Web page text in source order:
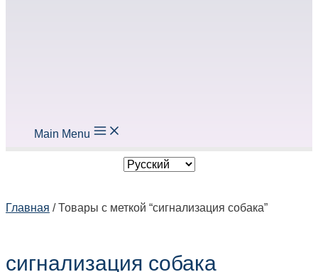
Main Menu
Главная / Товары с меткой “сигнализация собака”
сигнализация собака